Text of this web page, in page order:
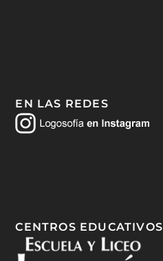
EN LAS REDES
CENTROS EDUCATIVOS